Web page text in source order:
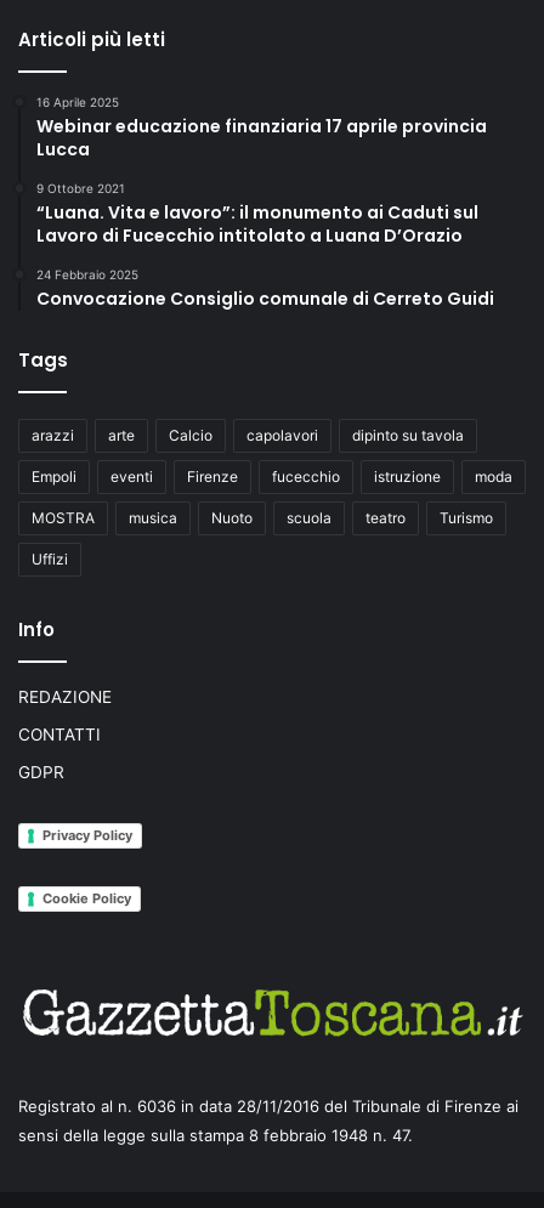
Articoli più letti
16 Aprile 2025
Webinar educazione finanziaria 17 aprile provincia
Lucca
9 Ottobre 2021
“Luana. Vita e lavoro”: il monumento ai Caduti sul
Lavoro di Fucecchio intitolato a Luana D’Orazio
24 Febbraio 2025
Convocazione Consiglio comunale di Cerreto Guidi
Tags
arazzi arte Calcio capolavori dipinto su tavola
Empoli eventi Firenze fucecchio istruzione moda
MOSTRA musica Nuoto scuola teatro Turismo
Uffizi
Info
REDAZIONE
CONTATTI
GDPR
Privacy Policy
Cookie Policy
Registrato al n. 6036 in data 28/11/2016 del Tribunale di Firenze ai
sensi della legge sulla stampa 8 febbraio 1948 n. 47.